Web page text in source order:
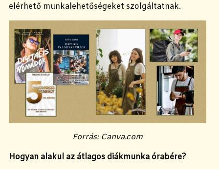
elérhető munkalehetőségeket szolgáltatnak.
Forrás: Canva.com
Hogyan alakul az átlagos diákmunka órabére?